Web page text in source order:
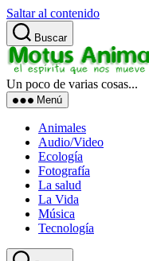
Saltar al contenido
Buscar
Un poco de varias cosas...
Menú
Animales
Audio/Video
Ecología
Fotografía
La salud
La Vida
Música
Tecnología